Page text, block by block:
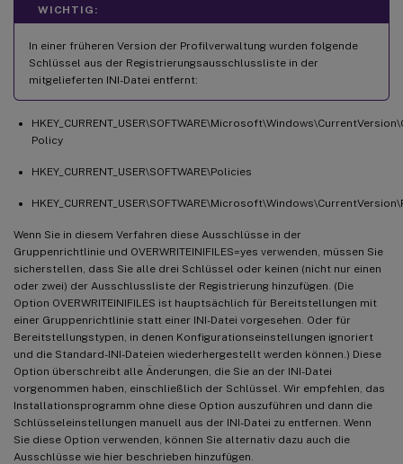
WICHTIG:
In einer früheren Version der Profilverwaltung wurden folgende
Schlüssel aus der Registrierungsausschlussliste in der
mitgelieferten INI-Datei entfernt:
Policy
HKEY_CURRENT_USER\SOFTWARE\Policies
Wenn Sie in diesem Verfahren diese Ausschlüsse in der
Gruppenrichtlinie und OVERWRITEINIFILES=yes verwenden, müssen Sie
sicherstellen, dass Sie alle drei Schlüssel oder keinen (nicht nur einen
oder zwei) der Ausschlussliste der Registrierung hinzufügen. (Die
Option OVERWRITEINIFILES ist hauptsächlich für Bereitstellungen mit
einer Gruppenrichtlinie statt einer INI-Datei vorgesehen. Oder für
Bereitstellungstypen, in denen Konfigurationseinstellungen ignoriert
und die Standard-INI-Dateien wiederhergestellt werden können.) Diese
Option überschreibt alle Änderungen, die Sie an der INI-Datei
vorgenommen haben, einschließlich der Schlüssel. Wir empfehlen, das
Installationsprogramm ohne diese Option auszuführen und dann die
Schlüsseleinstellungen manuell aus der INI-Datei zu entfernen. Wenn
Sie diese Option verwenden, können Sie alternativ dazu auch die
Ausschlüsse wie hier beschrieben hinzufügen.